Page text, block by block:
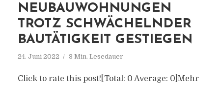
NEUBAUWOHNUNGEN
TROTZ SCHWÄCHELNDER
BAUTÄTIGKEIT GESTIEGEN
24. Juni 2022 3 Min. Lesedauer
Click to rate this post![Total: 0 Average: 0]Mehr